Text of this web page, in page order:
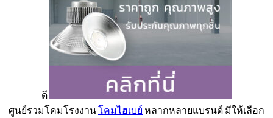
ดี
ศูนย์รวมโคมโรงงานโคมไฮเบย์ หลากหลายแบรนด์ มีให้เลือก